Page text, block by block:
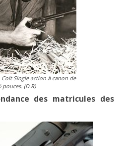
Single action à canon de
pouces. (D.R)
des matricules des